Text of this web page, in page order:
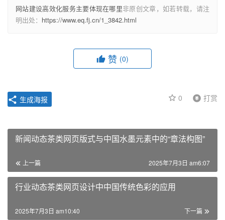
网站建设高效化服务主要体现在哪里非原创文章，如若转载，请注
明出处： https://www.eq.fj.cn/1_3842.html
赞 (0)
0 打赏
生成海报
新闻动态茶类网页版式与中国水墨元素中的“章法构图”
上一篇 2025年7月3日 am6:07
行业动态茶类网页设计中中国传统色彩的应用
下一篇
2025年7月3日 am10:40